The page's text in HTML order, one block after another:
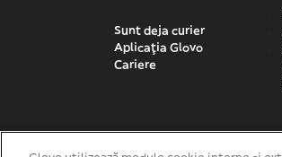
Sunt deja curier
Aplicația Glovo
Cariere